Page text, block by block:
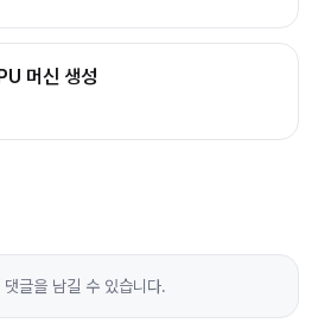
머신 생성
댓글을 남길 수 있습니다.